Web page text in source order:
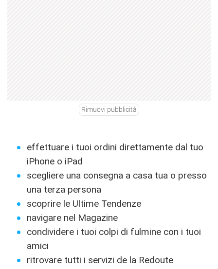
Rimuovi pubblicità
effettuare i tuoi ordini direttamente dal tuo
iPhone o iPad
scegliere una consegna a casa tua o presso
una terza persona
scoprire le Ultime Tendenze
navigare nel Magazine
condividere i tuoi colpi di fulmine con i tuoi
amici
ritrovare tutti i servizi de la Redoute